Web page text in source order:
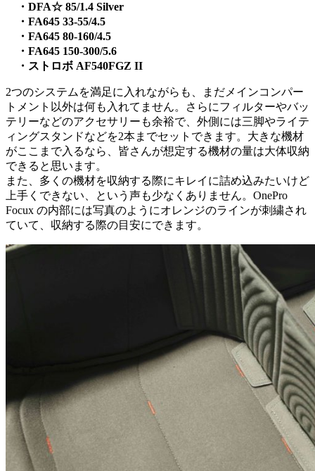
・DFA☆ 85/1.4 Silver
・FA645 33-55/4.5
・FA645 80-160/4.5
・FA645 150-300/5.6
・ストロボ AF540FGZ II
2つのシステムを満足に入れながらも、まだメインコンパー
トメント以外は何も入れてません。さらにフィルターやバッ
テリーなどのアクセサリーも余裕で、外側には三脚やライテ
ィングスタンドなどを2本までセットできます。大きな機材
がここまで入るなら、皆さんが想定する機材の量は大体収納
できると思います。
また、多くの機材を収納する際にキレイに詰め込みたいけど
上手くできない、という声も少なくありません。OnePro
Focux の内部には写真のようにオレンジのラインが刺繍され
ていて、収納する際の目安にできます。